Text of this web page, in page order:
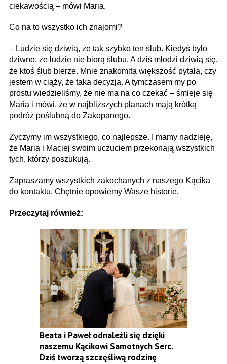
ciekawością – mówi Maria.
Co na to wszystko ich znajomi?
– Ludzie się dziwią, że tak szybko ten ślub. Kiedyś było
dziwne, że ludzie nie biorą ślubu. A dziś młodzi dziwią się,
że ktoś ślub bierze. Mnie znakomita większość pytała, czy
jestem w ciąży, że taka decyzja. A tymczasem my po
prostu wiedzieliśmy, że nie ma na co czekać – śmieje się
Maria i mówi, że w najbliższych planach mają krótką
podróż poślubną do Zakopanego.
Życzymy im wszystkiego, co najlepsze. I mamy nadzieję,
że Maria i Maciej swoim uczuciem przekonają wszystkich
tych, którzy poszukują.
Zapraszamy wszystkich zakochanych z naszego Kącika
do kontaktu. Chętnie opowiemy Wasze historie.
Przeczytaj również:
Beata i Paweł odnaleźli się dzięki
naszemu Kącikowi Samotnych Serc.
Dziś tworzą szczęśliwą rodzinę